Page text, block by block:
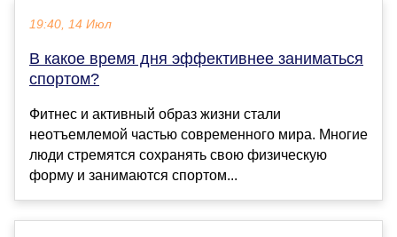
19:40, 14 Июл
В какое время дня эффективнее заниматься
спортом?
Фитнес и активный образ жизни стали
неотъемлемой частью современного мира. Многие
люди стремятся сохранять свою физическую
форму и занимаются спортом...